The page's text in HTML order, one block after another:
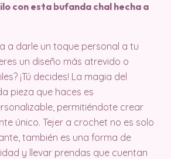
con esta bufanda chal hecha a
a darle un toque personal a tu
un diseño más atrevido o
¡Tú decides! La magia del
pieza que haces es
permitiéndote crear
único. Tejer a crochet no es solo
también es una forma de
y llevar prendas que cuentan